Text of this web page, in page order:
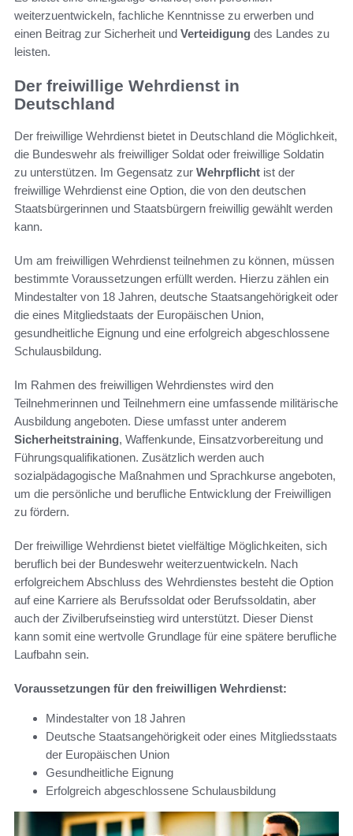
weiterzuentwickeln, fachliche Kenntnisse zu erwerben und
einen Beitrag zur Sicherheit und Verteidigung des Landes zu
leisten.
Der freiwillige Wehrdienst in
Deutschland
Der freiwillige Wehrdienst bietet in Deutschland die Möglichkeit,
die Bundeswehr als freiwilliger Soldat oder freiwillige Soldatin
zu unterstützen. Im Gegensatz zur Wehrpflicht ist der
freiwillige Wehrdienst eine Option, die von den deutschen
Staatsbürgerinnen und Staatsbürgern freiwillig gewählt werden
kann.
Um am freiwilligen Wehrdienst teilnehmen zu können, müssen
bestimmte Voraussetzungen erfüllt werden. Hierzu zählen ein
Mindestalter von 18 Jahren, deutsche Staatsangehörigkeit oder
die eines Mitgliedstaats der Europäischen Union,
gesundheitliche Eignung und eine erfolgreich abgeschlossene
Schulausbildung.
Im Rahmen des freiwilligen Wehrdienstes wird den
Teilnehmerinnen und Teilnehmern eine umfassende militärische
Ausbildung angeboten. Diese umfasst unter anderem
Sicherheitstraining, Waffenkunde, Einsatzvorbereitung und
Führungsqualifikationen. Zusätzlich werden auch
sozialpädagogische Maßnahmen und Sprachkurse angeboten,
um die persönliche und berufliche Entwicklung der Freiwilligen
zu fördern.
Der freiwillige Wehrdienst bietet vielfältige Möglichkeiten, sich
beruflich bei der Bundeswehr weiterzuentwickeln. Nach
erfolgreichem Abschluss des Wehrdienstes besteht die Option
auf eine Karriere als Berufssoldat oder Berufssoldatin, aber
auch der Zivilberufseinstieg wird unterstützt. Dieser Dienst
kann somit eine wertvolle Grundlage für eine spätere berufliche
Laufbahn sein.
Voraussetzungen für den freiwilligen Wehrdienst:
Mindestalter von 18 Jahren
Deutsche Staatsangehörigkeit oder eines Mitgliedsstaats
der Europäischen Union
Gesundheitliche Eignung
Erfolgreich abgeschlossene Schulausbildung